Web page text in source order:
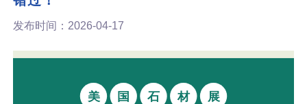
发布时间：2026-04-17
美 国 石 材 展